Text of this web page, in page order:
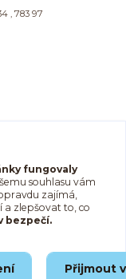
, 783 97
s.r.o., IČO: 02562286, se
fungovaly
souhlasu vám
zajímá,
zlepšovat to, co
bezpečí.
Přijmout